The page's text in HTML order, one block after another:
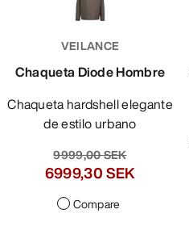
VEILANCE
Chaqueta Diode Hombre
Chaqueta hardshell elegante
de estilo urbano
9999,00 SEK
6999,30 SEK
Compare